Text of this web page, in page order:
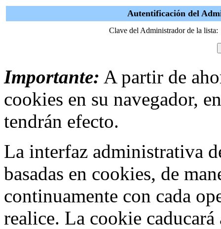
Autentificación del
Clave del Administrador de la lista:
Importante: A partir de
cookies en su navegador,
tendrán efecto.
La interfaz administrativa
basadas en cookies, de
continuamente con cada
realice. La cookie